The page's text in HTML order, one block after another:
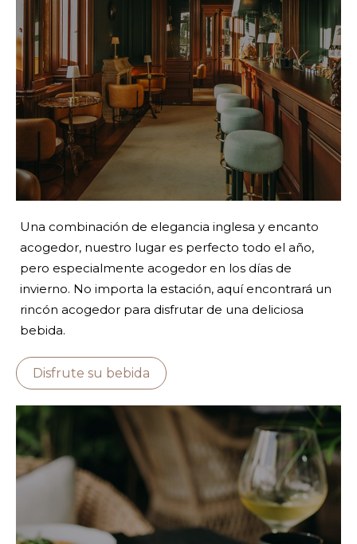
Una combinación de elegancia inglesa y encanto
acogedor, nuestro lugar es perfecto todo el año,
pero especialmente acogedor en los días de
invierno. No importa la estación, aquí encontrará un
rincón acogedor para disfrutar de una deliciosa
bebida.
Disfrute su bebida